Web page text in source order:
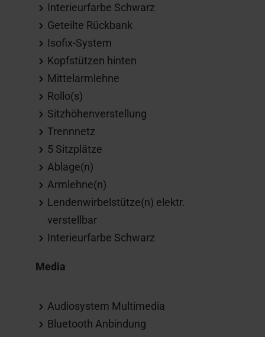
Interieurfarbe Schwarz
Geteilte Rückbank
Isofix-System
Kopfstützen hinten
Mittelarmlehne
Rollo(s)
Sitzhöhenverstellung
Trennnetz
5 Sitzplätze
Ablage(n)
Armlehne(n)
Lendenwirbelstütze(n) elektr.
verstellbar
Interieurfarbe Schwarz
Media
Audiosystem Multimedia
Bluetooth Anbindung